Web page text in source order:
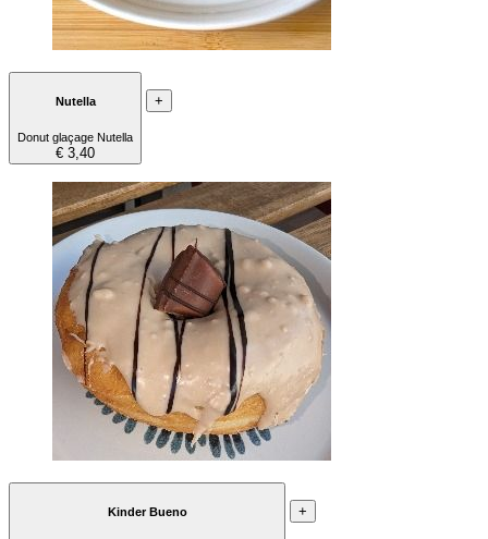
Nutella
Donut glaçage Nutella
€ 3,40
+
Kinder Bueno +